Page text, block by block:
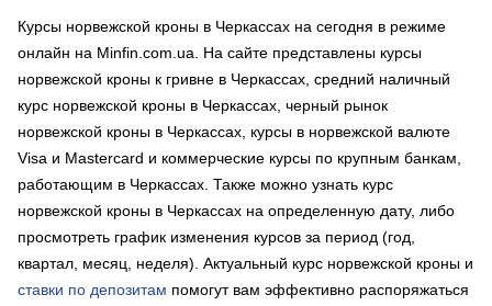
Курсы норвежской кроны в Черкассах на сегодня в режиме
онлайн на Minfin.com.ua. На сайте представлены курсы
норвежской кроны к гривне в Черкассах, средний наличный
курс норвежской кроны в Черкассах, черный рынок
норвежской кроны в Черкассах, курсы в норвежской валюте
Visa и Mastercard и коммерческие курсы по крупным банкам,
работающим в Черкассах. Также можно узнать курс
норвежской кроны в Черкассах на определенную дату, либо
просмотреть график изменения курсов за период (год,
квартал, месяц, неделя). Актуальный курс норвежской кроны и
ставки по депозитам помогут вам эффективно распоряжаться